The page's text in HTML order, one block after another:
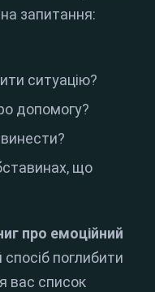
запитання:
ситуацію?
допомогу?
що
про емоційний
поглибити
вас список